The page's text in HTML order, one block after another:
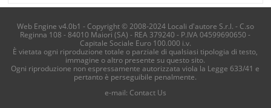
Web Engine v4.0b1 - Copyright © 2008-2024 Locali d'autore S.r.l. - C.so
Reginna 108 - 84010 Maiori (SA) - REA 379240 - P.IVA 04599690650 -
Capitale Sociale Euro 100.000 i.v.
È vietata ogni riproduzione totale o parziale di qualsiasi tipologia di testo,
immagine o altro presente su questo sito.
Ogni riproduzione non espressamente autorizzata viola la Legge 633/41 e
pertanto è perseguibile penalmente.
e-mail: Contact Us